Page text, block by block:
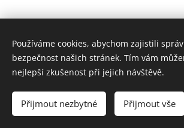
© 2015 - 2025 FotoVideo BUDKA
www.fotovideobudka.cz
Používáme cookies, abychom zajistili
bezpečnost našich stránek. Tím vám
nejlepší zkušenost při jejich návštěvě.
Přijmout nezbytné Přijmout vše